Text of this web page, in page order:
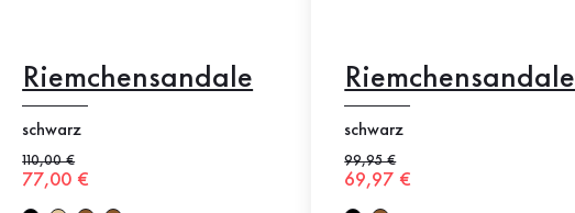
Riemchensandale
schwarz
Alter Preis
110,00 €
Neuer Preis
77,00 €
Riemchensandale
schwarz
Alter Preis
99,95 €
Neuer Preis
69,97 €